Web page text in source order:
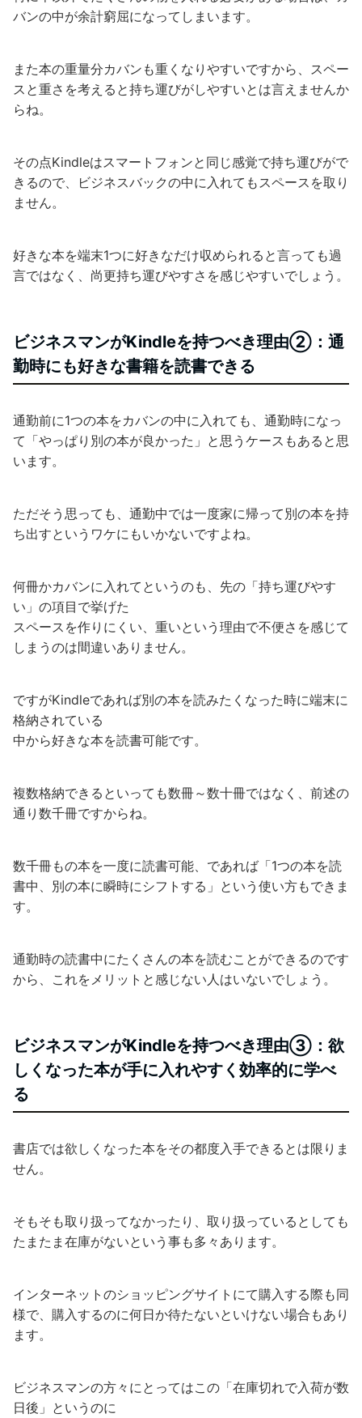
バンの中が余計窮屈になってしまいます。
また本の重量分カバンも重くなりやすいですから、スペー
スと重さを考えると持ち運びがしやすいとは言えませんか
らね。
その点Kindleはスマートフォンと同じ感覚で持ち運びがで
きるので、ビジネスバックの中に入れてもスペースを取り
ません。
好きな本を端末1つに好きなだけ収められると言っても過
言ではなく、尚更持ち運びやすさを感じやすいでしょう。
ビジネスマンがKindleを持つべき理由②：通
勤時にも好きな書籍を読書できる
通勤前に1つの本をカバンの中に入れても、通勤時になっ
て「やっぱり別の本が良かった」と思うケースもあると思
います。
ただそう思っても、通勤中では一度家に帰って別の本を持
ち出すというワケにもいかないですよね。
何冊かカバンに入れてというのも、先の「持ち運びやす
い」の項目で挙げた
スペースを作りにくい、重いという理由で不便さを感じて
しまうのは間違いありません。
ですがKindleであれば別の本を読みたくなった時に端末に
格納されている
中から好きな本を読書可能です。
複数格納できるといっても数冊～数十冊ではなく、前述の
通り数千冊ですからね。
数千冊もの本を一度に読書可能、であれば「1つの本を読
書中、別の本に瞬時にシフトする」という使い方もできま
す。
通勤時の読書中にたくさんの本を読むことができるのです
から、これをメリットと感じない人はいないでしょう。
ビジネスマンがKindleを持つべき理由③：欲
しくなった本が手に入れやすく効率的に学べ
る
書店では欲しくなった本をその都度入手できるとは限りま
せん。
そもそも取り扱ってなかったり、取り扱っているとしても
たまたま在庫がないという事も多々あります。
インターネットのショッピングサイトにて購入する際も同
様で、購入するのに何日か待たないといけない場合もあり
ます。
ビジネスマンの方々にとってはこの「在庫切れで入荷が数
日後」というのに